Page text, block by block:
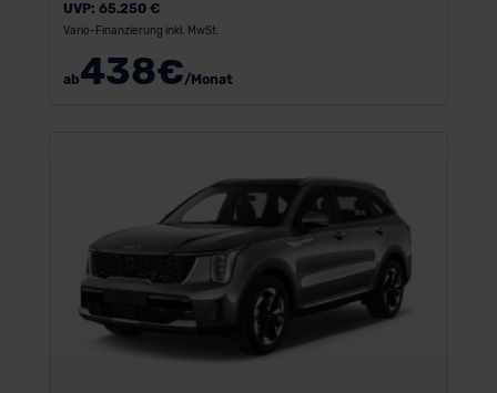
UVP: 65.250 €
Vario-Finanzierung inkl. MwSt.
ab438€/Monat